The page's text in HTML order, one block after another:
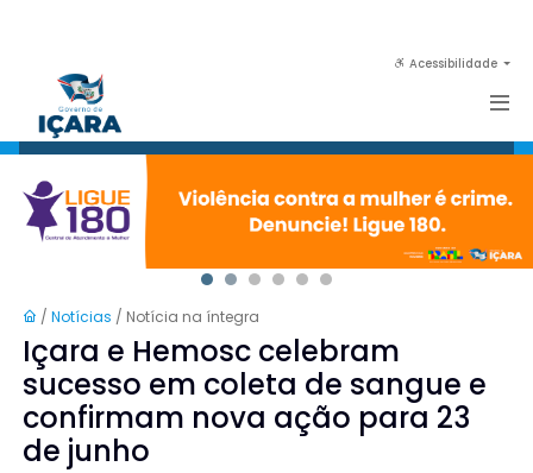
Acessibilidade
/ Notícias / Notícia na íntegra
Içara e Hemosc celebram
sucesso em coleta de sangue e
confirmam nova ação para 23
de junho